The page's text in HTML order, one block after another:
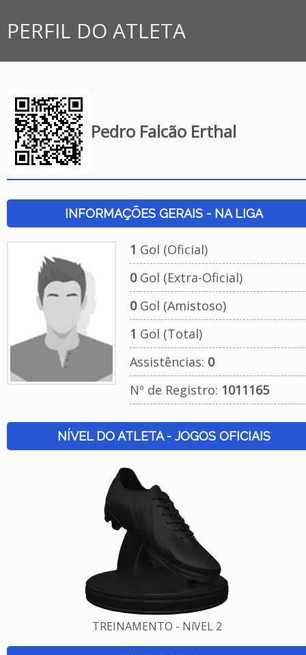
PERFIL DO ATLETA
Pedro Falcão Erthal
INFORMAÇÕES GERAIS - NA LIGA
1 Gol (Oficial)
0Gol (Extra-Oficial)
0Gol (Amistoso)
1 Gol (Total)
Assistências: 0
Nº de Registro: 1011165
NÍVEL DO ATLETA - JOGOS OFICIAIS
TREINAMENTO - NíVEL 2